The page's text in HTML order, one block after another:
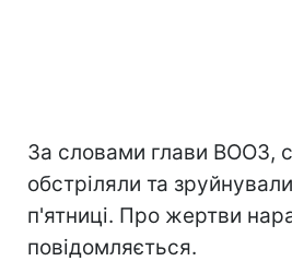
За словами глави ВООЗ,
обстріляли та
п'ятниці. Про жертви
повідомляється.